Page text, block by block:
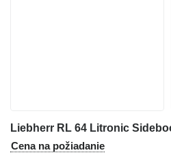
Liebherr RL 64 Litronic
Cena na požiadanie